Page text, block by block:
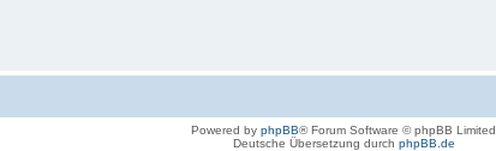
Powered by phpBB® Forum Software © phpBB Limited
Deutsche Übersetzung durch phpBB.de